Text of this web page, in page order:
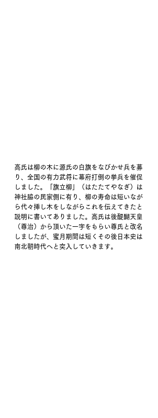
高氏は柳の木に源氏の白旗をなびかせ兵を募
り、全国の有力武将に幕府打倒の挙兵を催促
しました。「旗立柳」（はたたてやなぎ）は
神社脇の民家側に有り、柳の寿命は短いなが
ら代々挿し木をしながらこれを伝えてきたと
説明に書いてありました。高氏は後醍醐天皇
（尊治）から頂いた一字をもらい尊氏と改名
しましたが、蜜月期間は短くその後日本史は
南北朝時代へと突入していきます。